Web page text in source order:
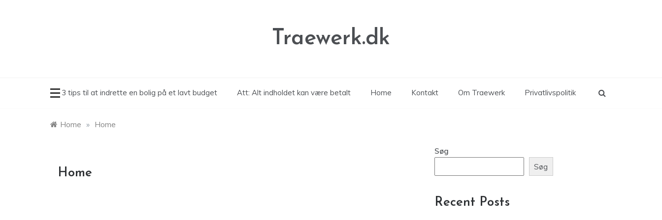
Traewerk.dk
3 tips til at indrette en bolig på et lavt budget Att: Alt indholdet kan være betalt Home Kontakt Om Traewerk Privatlivspolitik
Home » Home
Home
Søg
Søg
Recent Posts